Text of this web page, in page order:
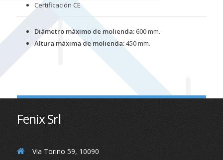
Certificación CE
Diámetro máximo de molienda:600 mm.
Altura máxima de molienda:450 mm.
Fenix Srl
Via Torino 59, 10090